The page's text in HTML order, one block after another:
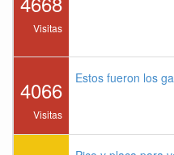
Visitas
4066
Visitas
Estos fueron los